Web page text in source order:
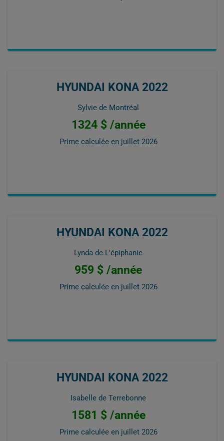
HYUNDAI KONA 2022
Sylvie de Montréal
1324 $ /année
Prime calculée en juillet 2026
HYUNDAI KONA 2022
Lynda de L'épiphanie
959 $ /année
Prime calculée en juillet 2026
HYUNDAI KONA 2022
Isabelle de Terrebonne
1581 $ /année
Prime calculée en juillet 2026